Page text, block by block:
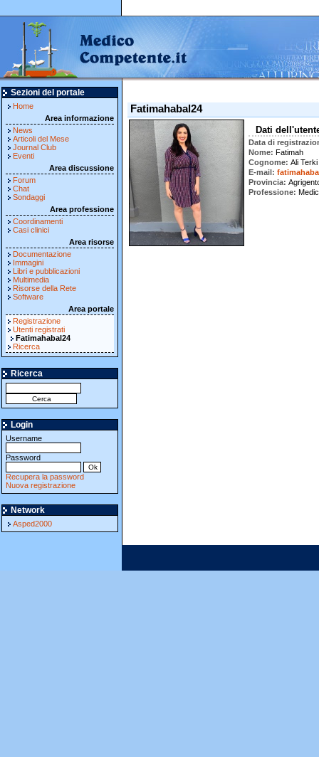
Sezioni del portale
Home
Area informazione
News
Articoli del Mese
Journal Club
Eventi
Area discussione
Forum
Chat
Sondaggi
Area professione
Coordinamenti
Casi clinici
Area risorse
Documentazione
Immagini
Libri e pubblicazioni
Multimedia
Risorse della Rete
Software
Area portale
Registrazione
Utenti registrati
Fatimahabal24
Ricerca
Ricerca
Login
Username
Password
Recupera la password
Nuova registrazione
Network
Asped2000
Fatimahabal24
Dati
Data di
Nome Fatimah
Cognome Ali Terki
E-mail
Provincia
Professione